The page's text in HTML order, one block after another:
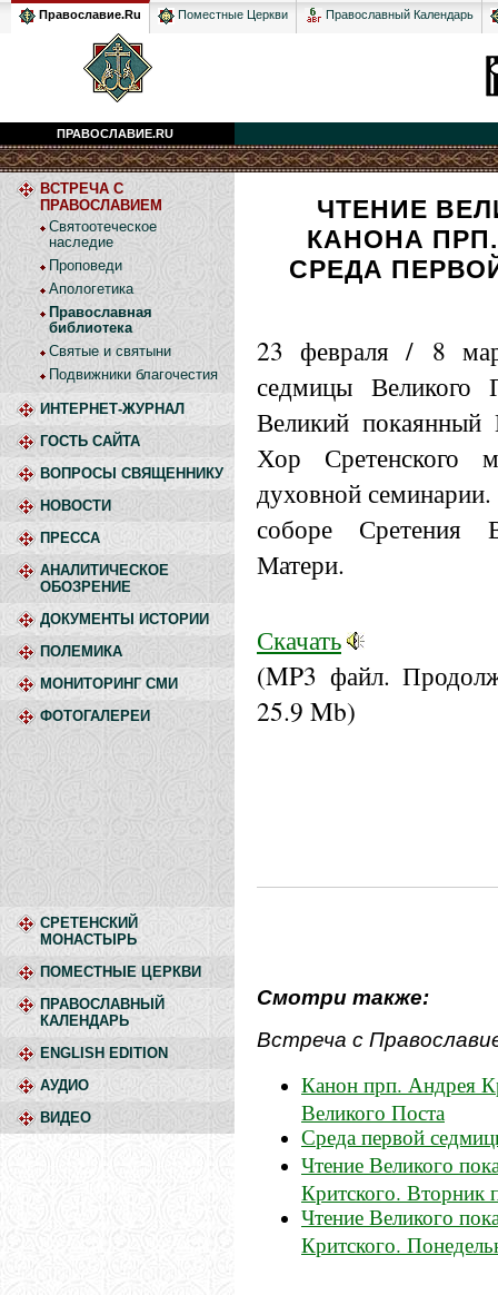
Православие.Ru Поместные Церкви Православный Календарь
ПРАВОСЛАВИЕ.RU
ВСТРЕЧА С
ПРАВОСЛАВИЕМ
Святоотеческое
наследие
Проповеди
Апологетика
Православная
библиотека
Святые и святыни
Подвижники благочестия
ИНТЕРНЕТ-ЖУРНАЛ
ГОСТЬ САЙТА
ВОПРОСЫ СВЯЩЕННИКУ
НОВОСТИ
ПРЕССА
АНАЛИТИЧЕСКОЕ
ОБОЗРЕНИЕ
ДОКУМЕНТЫ ИСТОРИИ
ПОЛЕМИКА
МОНИТОРИНГ СМИ
ФОТОГАЛЕРЕИ
СРЕТЕНСКИЙ
МОНАСТЫРЬ
ПОМЕСТНЫЕ ЦЕРКВИ
ПРАВОСЛАВНЫЙ
КАЛЕНДАРЬ
ENGLISH EDITION
АУДИО
ВИДЕО
ЧТЕНИЕ
КАНОНА
СРЕДА
23 февраля / 8
седмицы Великого
Великий
Хор Сретенского
духовной
соборе Сретения
Матери.
Скачать
(MP3 файл.
25.9 Mb)
Смотри также:
Встреча с
Канон прп. Андрея
Великого Поста
Среда первой
Чтение Великого
Критского. Вторник
Чтение Великого
Критского.